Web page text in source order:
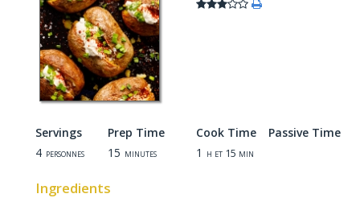
Servings
Prep Time
4 personnes 15 minutes
Cook Time
Passive Time
1 h et 15 min
Ingredients